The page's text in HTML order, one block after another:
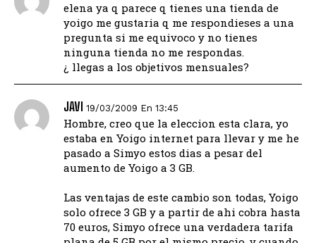
elena ya q parece q tienes una tienda de
yoigo me gustaria q me respondieses a una
pregunta si me equivoco y no tienes
ninguna tienda no me respondas.
¿ llegas a los objetivos mensuales?
JAVI 19/03/2009 En 13:45
Hombre, creo que la eleccion esta clara, yo
estaba en Yoigo internet para llevar y me he
pasado a Simyo estos dias a pesar del
aumento de Yoigo a 3 GB.
Las ventajas de este cambio son todas, Yoigo
solo ofrece 3 GB y a partir de ahi cobra hasta
70 euros, Simyo ofrece una verdadera tarifa